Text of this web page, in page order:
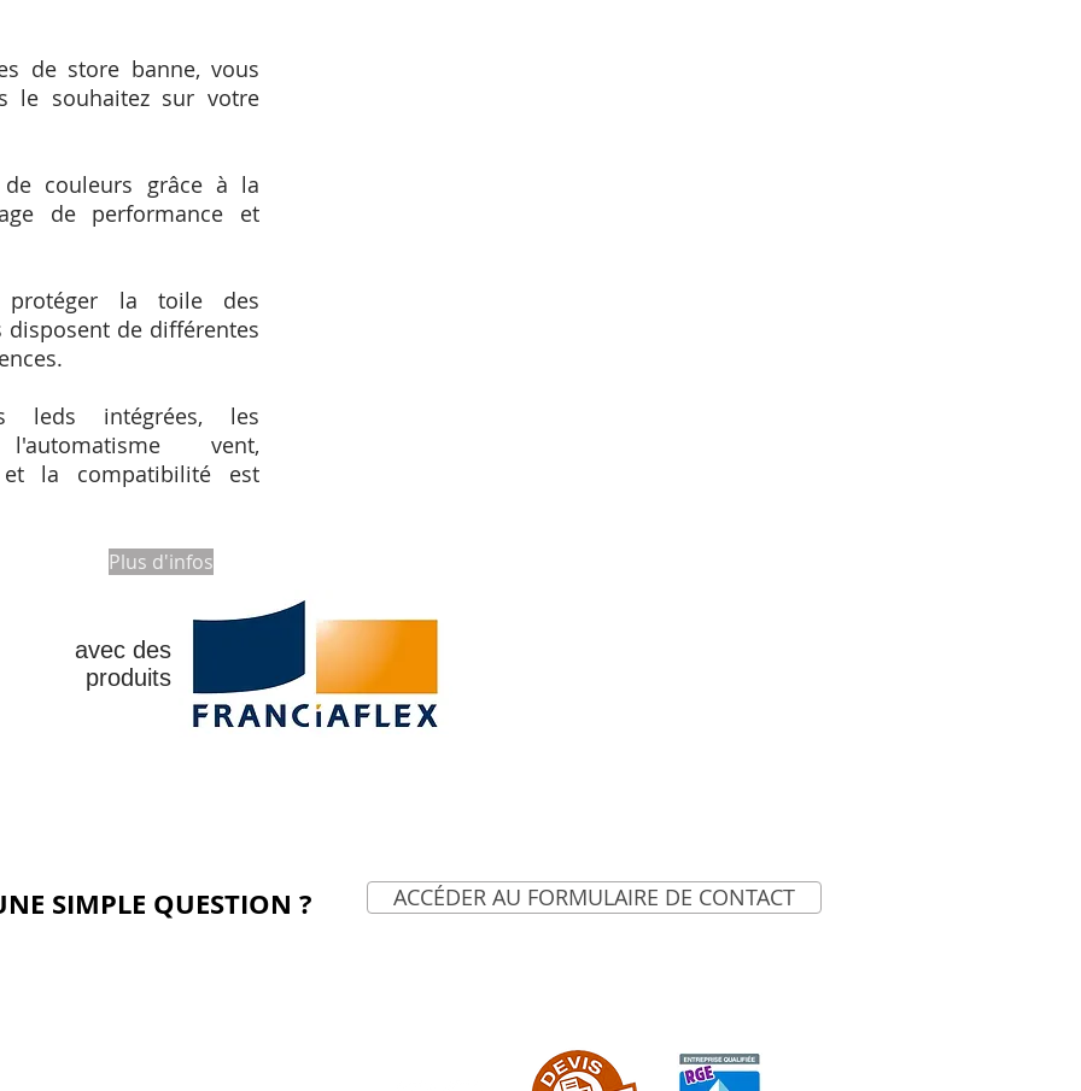
de store banne, vous
le souhaitez sur votre
couleurs grâce à la
de performance et
la toile des
de différentes
leds intégrées, les
vent,
et la compatibilité est
Plus d'infos
avec des
produits
SIMPLE QUESTION ? ACCÉDER AU FORMULAIRE DE CONTACT